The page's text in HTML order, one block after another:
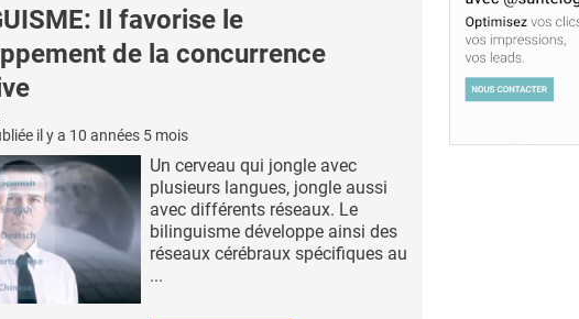
Il favorise le
de la concurrence
il y a 10 années 5 mois
Un cerveau qui jongle avec
plusieurs langues, jongle aussi
avec différents réseaux. Le
bilinguisme développe ainsi des
réseaux cérébraux spécifiques au
...